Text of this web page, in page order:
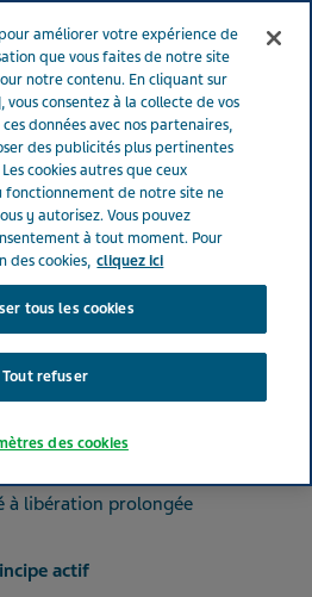
Menu
INDAPAMIDE TEVA SANTE LP® 1.5 mg
TEVA SANTE
(bte de 30)
à libération prolongée
actif
améliorer votre expérience de
que vous faites de notre site
notre contenu. En cliquant sur
vous consentez à la collecte de vos
données avec nos partenaires,
des publicités plus pertinentes
cookies autres que ceux
fonctionnement de notre site ne
y autorisez. Vous pouvez
à tout moment. Pour
des cookies, cliquez ici
tous les cookies
Tout refuser
des cookies